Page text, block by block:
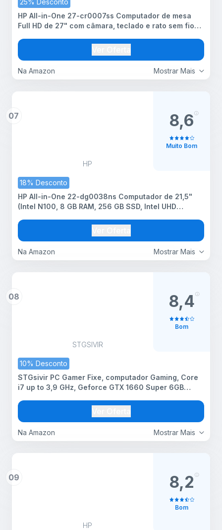
25% Desconto
Mostrar Mais
Na Amazon
HP All-in-One 27-cr0007ss Computador de mesa
Full HD de 27" com câmara, teclado e rato sem fios
Windows 11 Home) branco
07
HP
18% Desconto
Mostrar Mais
Na Amazon
HP All-in-One 22-dg0038ns Computador de 21,5"
(Intel N100, 8 GB RAM, 256 GB SSD, Intel UHD
espanhol
8,6
Muito Bom
08
STGSIVIR
10% Desconto
Mostrar Mais
Na Amazon
STGsivir PC Gamer Fixe, computador Gaming, Core
i7 up to 3,9 GHz, Geforce GTX 1660 Super 6GB
ventilador RGB x6, Windows11 Pro
8,4
Bom
09
HP
8,2
Bom